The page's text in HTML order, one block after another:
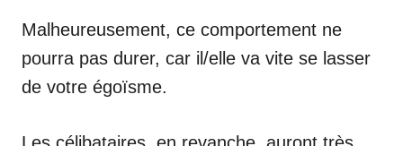
Malheureusement, ce comportement ne
pourra pas durer, car il/elle va vite se lasser
de votre égoïsme.